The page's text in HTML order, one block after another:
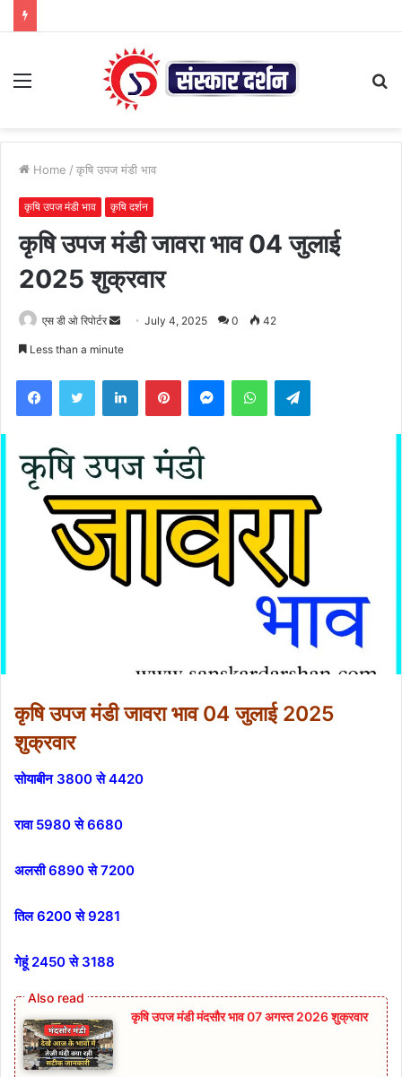
Menu
Home / कृषि उपज मंडी भाव
कृषि उपज मंडी भाव कृषि दर्शन
कृषि उपज मंडी जावरा भाव 04 जुलाई
2025 शुक्रवार
एस डी ओ रिपोर्टर
Send July 4, 2025 0 42
Less than a minute
FacebookTwitter LinkedInPinterestMessengerWhatsAppTelegram
कृषि उपज मंडी जावरा भाव 04 जुलाई 2025
शुक्रवार
सोयाबीन 3800 से 4420
रावा 5980 से 6680
अलसी 6890 से 7200
तिल 6200 से 9281
गेहूं 2450 से 3188
कृषि उपज मंडी मंदसौर भाव 07 अगस्त 2026 शुक्रवार